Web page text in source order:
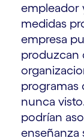
empleador
medidas
empresa
produzcan
programas
nunca
podrían
enseñanza